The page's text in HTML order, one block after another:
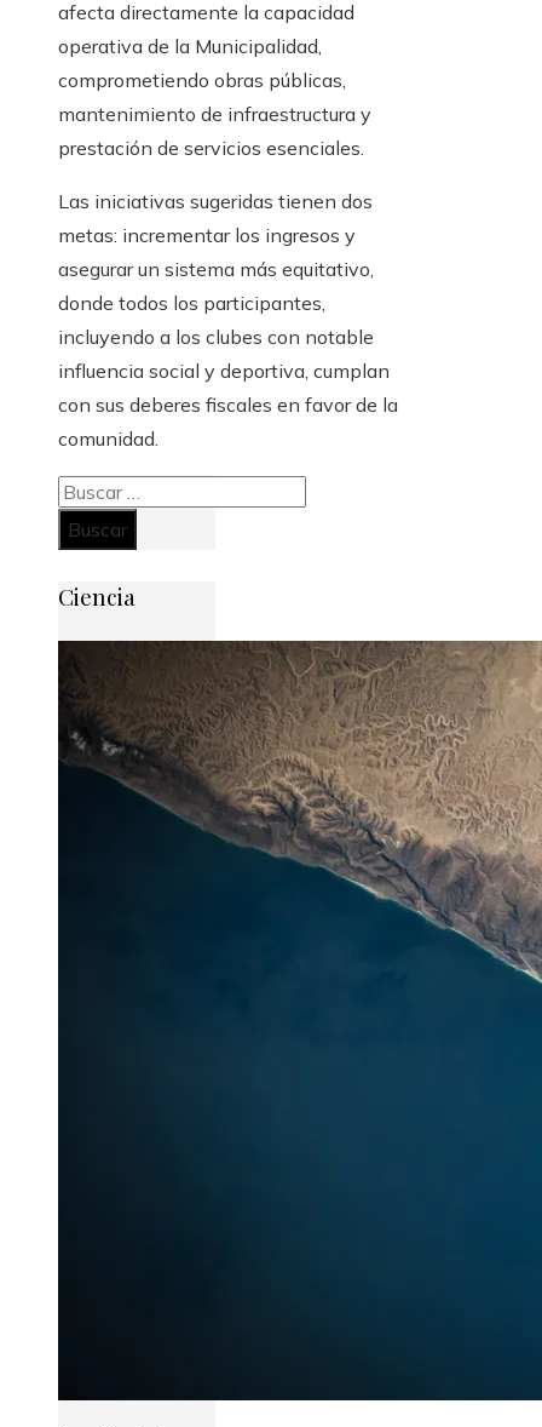
afecta directamente la capacidad
operativa de la Municipalidad,
comprometiendo obras públicas,
mantenimiento de infraestructura y
prestación de servicios esenciales.
Las iniciativas sugeridas tienen dos
metas: incrementar los ingresos y
asegurar un sistema más equitativo,
donde todos los participantes,
incluyendo a los clubes con notable
influencia social y deportiva, cumplan
con sus deberes fiscales en favor de la
comunidad.
Buscar:
Ciencia